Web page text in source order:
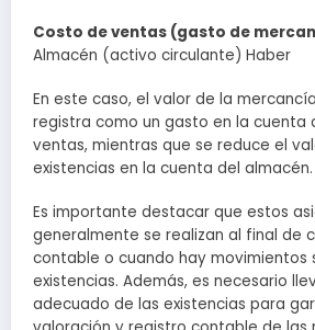
Costo de ventas (gasto de
Almacén (activo circulante) Haber
En este caso, el valor de la
registra como un gasto en la cuenta
ventas, mientras que se reduce el
existencias en la cuenta del almacén.
Es importante destacar que estos
generalmente se realizan al final de
contable o cuando hay movimientos
existencias. Además, es necesario
adecuado de las existencias para